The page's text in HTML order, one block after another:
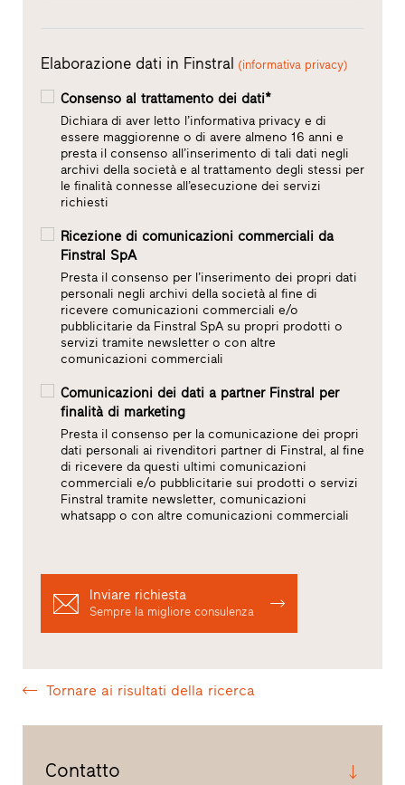
Elaborazione dati in Finstral (informativa privacy)
Consenso al trattamento dei dati*
Dichiara di aver letto l’informativa privacy e di
essere maggiorenne o di avere almeno 16 anni e
presta il consenso all’inserimento di tali dati negli
archivi della società e al trattamento degli stessi per
le finalità connesse all’esecuzione dei servizi
richiesti
Ricezione di comunicazioni commerciali da
Finstral SpA
Presta il consenso per l’inserimento dei propri dati
personali negli archivi della società al fine di
ricevere comunicazioni commerciali e/o
pubblicitarie da Finstral SpA su propri prodotti o
servizi tramite newsletter o con altre
comunicazioni commerciali
Comunicazioni dei dati a partner Finstral per
finalità di marketing
Presta il consenso per la comunicazione dei propri
dati personali ai rivenditori partner di Finstral, al fine
di ricevere da questi ultimi comunicazioni
commerciali e/o pubblicitarie sui prodotti o servizi
Finstral tramite newsletter, comunicazioni
whatsapp o con altre comunicazioni commerciali
Inviare richiesta
Sempre la migliore consulenza
Tornare ai risultati della ricerca
Contatto